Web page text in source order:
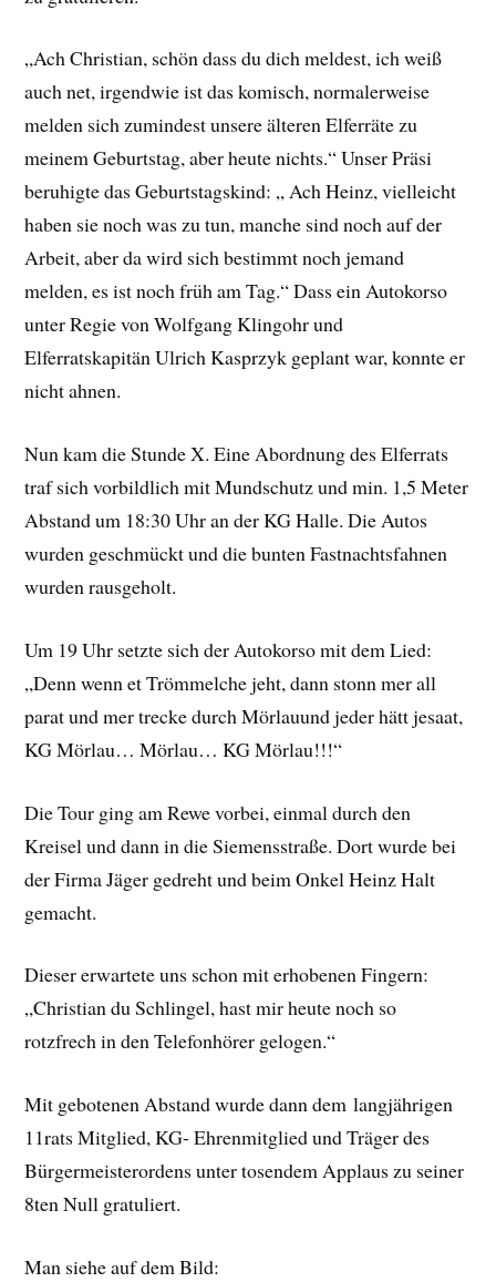
„Ach Christian, schön dass du dich meldest, ich weiß
auch net, irgendwie ist das komisch, normalerweise
melden sich zumindest unsere älteren Elferräte zu
meinem Geburtstag, aber heute nichts.“ Unser Präsi
beruhigte das Geburtstagskind: „ Ach Heinz, vielleicht
haben sie noch was zu tun, manche sind noch auf der
Arbeit, aber da wird sich bestimmt noch jemand
melden, es ist noch früh am Tag.“ Dass ein Autokorso
unter Regie von Wolfgang Klingohr und
Elferratskapitän Ulrich Kasprzyk geplant war, konnte er
nicht ahnen.
Nun kam die Stunde X. Eine Abordnung des Elferrats
traf sich vorbildlich mit Mundschutz und min. 1,5 Meter
Abstand um 18:30 Uhr an der KG Halle. Die Autos
wurden geschmückt und die bunten Fastnachtsfahnen
wurden rausgeholt.
Um 19 Uhr setzte sich der Autokorso mit dem Lied:
„Denn wenn et Trömmelche jeht, dann stonn mer all
parat und mer trecke durch Mörlauund jeder hätt jesaat,
KG Mörlau… Mörlau… KG Mörlau!!!“
Die Tour ging am Rewe vorbei, einmal durch den
Kreisel und dann in die Siemensstraße. Dort wurde bei
der Firma Jäger gedreht und beim Onkel Heinz Halt
gemacht.
Dieser erwartete uns schon mit erhobenen Fingern:
„Christian du Schlingel, hast mir heute noch so
rotzfrech in den Telefonhörer gelogen.“
Mit gebotenen Abstand wurde dann dem langjährigen
11rats Mitglied, KG- Ehrenmitglied und Träger des
Bürgermeisterordens unter tosendem Applaus zu seiner
8ten Null gratuliert.
Man siehe auf dem Bild: